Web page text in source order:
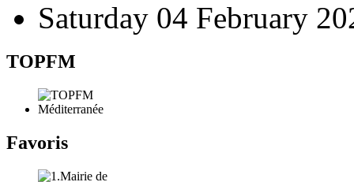
Saturday 04 February
TOPFM
Favoris